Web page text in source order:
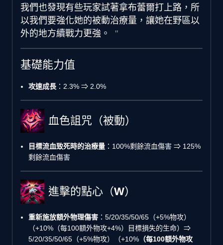
我們也發現有些玩家試著拿布蕾爾打上路，所
以我們要強化她的被動治療量，讓她在野區以
外的地方續戰力更強。
基礎能力值
攻速成長 ：2.3% ⇒ 2.0%
血色詛咒（被動）
目標流血致死時的治療量 ：100%剩餘流血傷害 ⇒ 125%
剩餘流血傷害
進擊的點心（W）
重新施放額外物理傷害 ：5/20/35/50/65（+5%物攻）
（+10%（每100額外物攻+4%）目標損失的生命）⇒
5/20/35/50/65（+5%物攻）（+10% （每100額外物攻